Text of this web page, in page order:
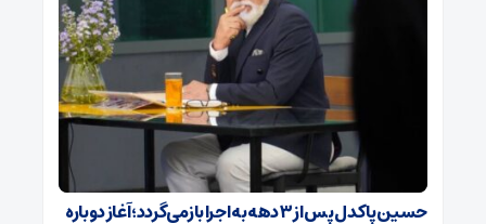
حسین پاکدل پس از ۳ دهه به اجرا بازمی‌گردد؛ آغاز دوباره